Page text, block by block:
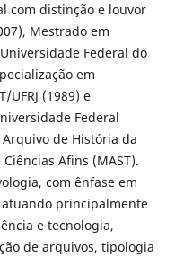
com distinção e louvor
Mestrado em
Federal do
em
UFRJ (1989) e
Federal
de História da
Afins (MAST).
com ênfase em
principalmente
e tecnologia,
de arquivos, tipologia